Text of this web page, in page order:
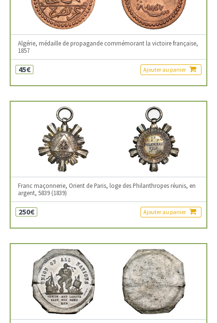
Algérie, médaille de propagande commémorant la victoire française,
1857
45€ Ajouter au panier
Franc maçonnerie, Orient de Paris, loge des Philanthropes réunis, en
argent, 5839 (1839)
250€ Ajouter au panier